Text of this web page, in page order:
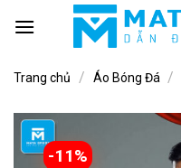
qua
dungTrang chủ / Áo Bóng Đá /
-11%